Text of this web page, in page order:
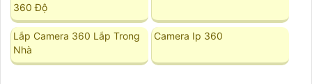
360 Độ
Lắp Camera 360 Lắp Trong
Nhà
Camera Ip 360